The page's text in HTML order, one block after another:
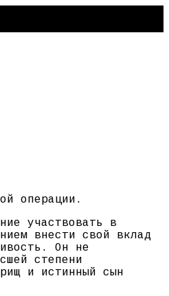
операции.
участвовать в
внести свой вклад
Он не
степени
и истинный сын